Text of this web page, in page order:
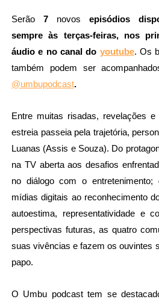
Serão 7 novos episódios
sempre às terças-feiras, nos
áudio e no canal do youtube. Os
@umbupodcast.
Entre muitas risadas, revelações
estreia passeia pela trajetória,
Luanas (Assis e Souza). Do
na TV aberta aos desafios
no diálogo com o
mídias digitais ao reconhecimento
autoestima, representatividade e
perspectivas futuras, as quatro
suas vivências e fazem os ouvintes
papo.
O Umbu podcast tem se